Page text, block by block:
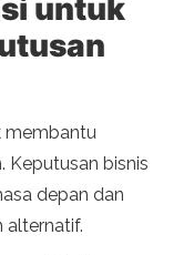
untuk
membantu
Keputusan bisnis
depan dan
alternatif.